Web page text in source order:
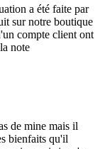
a été faite par
sur notre boutique
compte client ont
note
de mine mais il
bienfaits qu'il